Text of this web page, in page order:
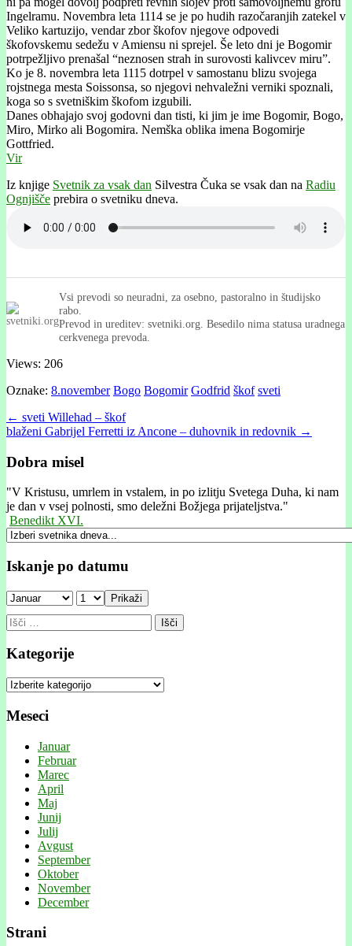
Ingelramu. Novembra leta 1114 se je po hudih razočaranjih zatekel v
Veliko kartuzijo, vendar zbor škofov njegove odpovedi
škofovskemu sedežu v Amiensu ni sprejel. Še leto dni je Bogomir
potrpežljivo prenašal “neznosen strah in surovosti kalivcev miru”.
Ko je 8. novembra leta 1115 dotrpel v samostanu blizu svojega
rojstnega mesta Soissonsa, so njegovi nehvaležni verniki spoznali,
koga so s svetniškim škofom izgubili.
Danes obhajajo svoj godovni dan tisti, ki jim je ime Bogomir, Bogo,
Miro, Mirko ali Bogomira. Nemška oblika imena Bogomirje
Gottfried.
Vir
Iz knjige Svetnik za vsak dan Silvestra Čuka se vsak dan na Radiu
Ognjišče prebira o svetniku dneva.
Vsi prevodi so neuradni, za osebno, pastoralno in študijsko
rabo.
Prevod in ureditev: svetniki.org. Besedilo nima statusa uradnega
cerkvenega prevoda.
Views: 206
Oznake: 8.november Bogo Bogomir Godfrid škof sveti
Post
navigation
← sveti Willehad – škof
blaženi Gabrijel Ferretti iz Ancone – duhovnik in redovnik →
Dobra misel
"V Kristusu, umrlem in vstalem, in po izlitju Svetega Duha, ki nam
je dan v vsej polnosti, smo deležni Božjega prijateljstva."
Benedikt XVI.
Iskanje po datumu
Prikaži
Išči:
Kategorije
Kategorije
Meseci
Januar
Februar
Marec
April
Maj
Junij
Julij
Avgust
September
Oktober
November
December
Strani